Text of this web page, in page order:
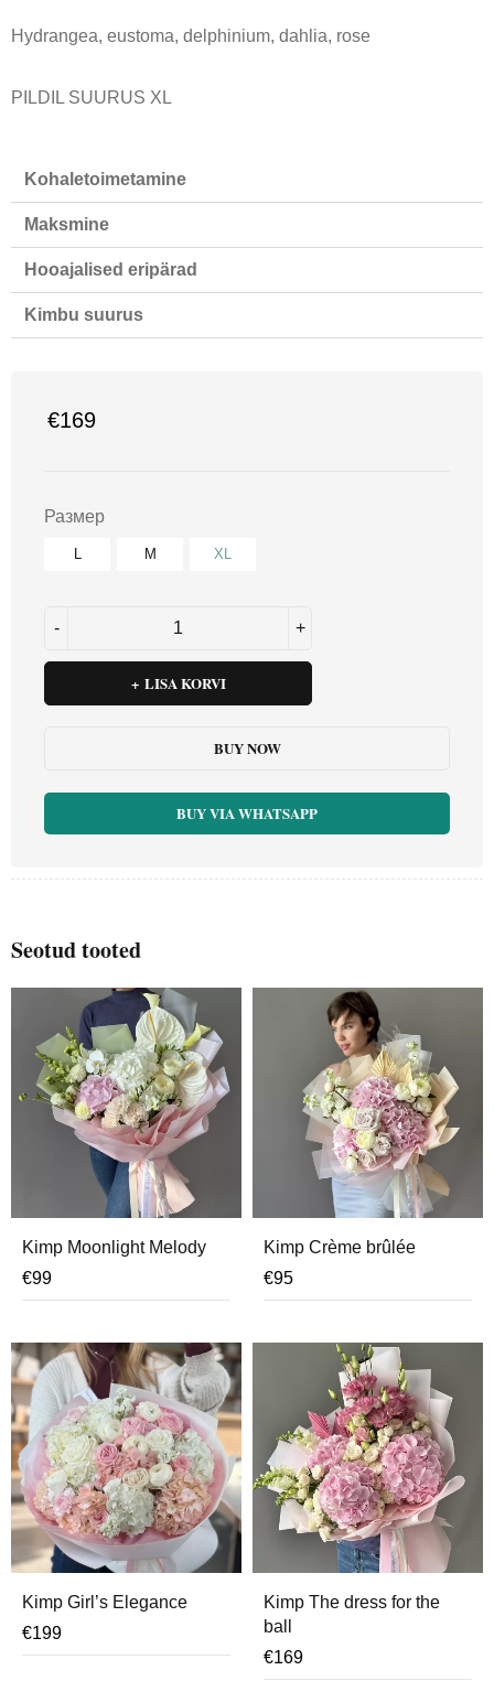
Hydrangea, eustoma, delphinium, dahlia, rose
PILDIL SUURUS XL
Kohaletoimetamine
Maksmine
Hooajalised eripärad
Kimbu suurus
€169
Размер
L M XL
LISA KORVI
BUY NOW
BUY VIA WHATSAPP
Seotud tooted
Kimp Moonlight Melody
€99
Kimp Crème brûlée
€95
Kimp Girl’s Elegance
€199
Kimp The dress for the
ball
€169